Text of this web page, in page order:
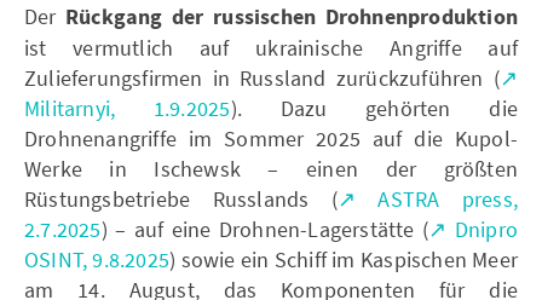
Der Rückgang der russischen Drohnenproduktion
ist vermutlich auf ukrainische Angriffe auf
Zulieferungsfirmen in Russland zurückzuführen (↗
Militarnyi, 1.9.2025). Dazu gehörten die
Drohnenangriffe im Sommer 2025 auf die Kupol-
Werke in Ischewsk – einen der größten
Rüstungsbetriebe Russlands (↗ ASTRA press,
2.7.2025) – auf eine Drohnen-Lagerstätte (↗ Dnipro
OSINT, 9.8.2025) sowie ein Schiff im Kaspischen Meer
am 14. August, das Komponenten für die